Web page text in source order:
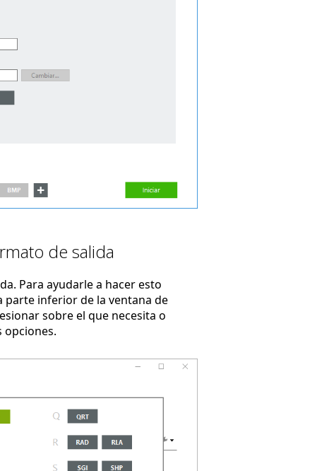
de salida
Para ayudarle a hacer esto
parte inferior de la ventana de
sobre el que necesita o
opciones.